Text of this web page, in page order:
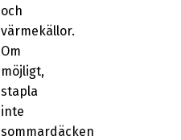
och
värmekällor.
Om
möjligt,
stapla
inte
sommardäcken